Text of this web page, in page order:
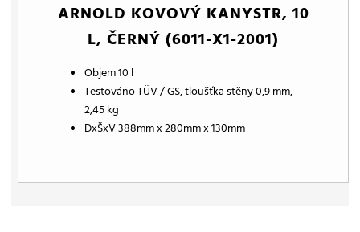
ARNOLD KOVOVÝ KANYSTR, 10
L, ČERNÝ (6011-X1-2001)
Objem 10 l
Testováno TÜV / GS, tloušťka stěny 0,9 mm,
2,45 kg
DxŠxV 388mm x 280mm x 130mm